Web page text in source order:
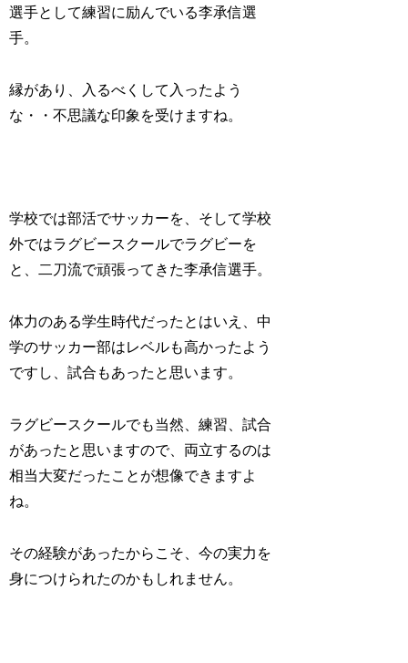
選手として練習に励んでいる李承信選
手。
縁があり、入るべくして入ったよう
な・・不思議な印象を受けますね。
学校では部活でサッカーを、そして学校
外ではラグビースクールでラグビーを
と、二刀流で頑張ってきた李承信選手。
体力のある学生時代だったとはいえ、中
学のサッカー部はレベルも高かったよう
ですし、試合もあったと思います。
ラグビースクールでも当然、練習、試合
があったと思いますので、両立するのは
相当大変だったことが想像できますよ
ね。
その経験があったからこそ、今の実力を
身につけられたのかもしれません。